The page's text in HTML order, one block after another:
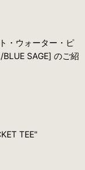
・ウォーター・ピ
SAGE] のご紹
TEE"